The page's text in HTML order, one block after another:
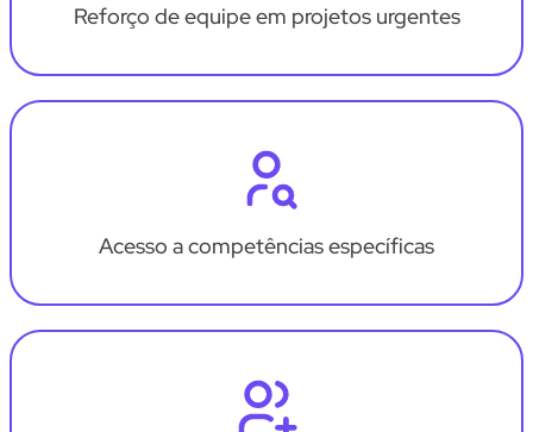
Reforço de equipe em projetos urgentes
Acesso a competências específicas